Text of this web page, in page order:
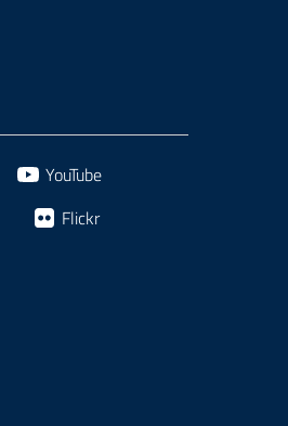
YouTube
Flickr